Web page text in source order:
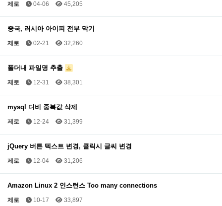
제로 04-06 45,205
중국, 러시아 아이피 전부 막기
제로 02-21 32,260
폴더내 파일명 추출
제로 12-31 38,301
mysql 디비 중복값 삭제
제로 12-24 31,399
jQuery 버튼 텍스트 변경, 클릭시 글씨 변경
제로 12-04 31,206
Amazon Linux 2 인스턴스 Too many connections
제로 10-17 33,897